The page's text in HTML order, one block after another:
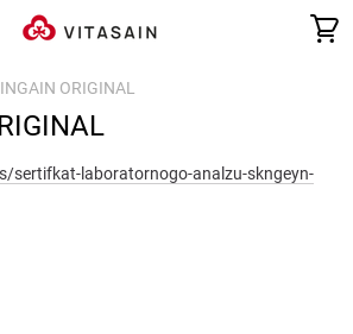
ORIGINAL
sertifkat-laboratornogo-analzu-skngeyn-